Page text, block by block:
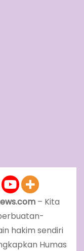
– Kita
hakim sendiri
Humas